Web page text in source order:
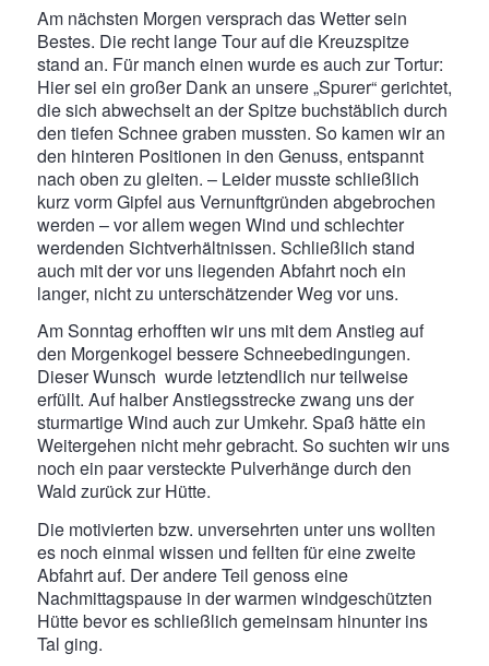
Am nächsten Morgen versprach das Wetter sein
Bestes. Die recht lange Tour auf die Kreuzspitze
stand an. Für manch einen wurde es auch zur Tortur:
Hier sei ein großer Dank an unsere „Spurer“ gerichtet,
die sich abwechselt an der Spitze buchstäblich durch
den tiefen Schnee graben mussten. So kamen wir an
den hinteren Positionen in den Genuss, entspannt
nach oben zu gleiten. – Leider musste schließlich
kurz vorm Gipfel aus Vernunftgründen abgebrochen
werden – vor allem wegen Wind und schlechter
werdenden Sichtverhältnissen. Schließlich stand
auch mit der vor uns liegenden Abfahrt noch ein
langer, nicht zu unterschätzender Weg vor uns.
Am Sonntag erhofften wir uns mit dem Anstieg auf
den Morgenkogel bessere Schneebedingungen.
Dieser Wunsch wurde letztendlich nur teilweise
erfüllt. Auf halber Anstiegsstrecke zwang uns der
sturmartige Wind auch zur Umkehr. Spaß hätte ein
Weitergehen nicht mehr gebracht. So suchten wir uns
noch ein paar versteckte Pulverhänge durch den
Wald zurück zur Hütte.
Die motivierten bzw. unversehrten unter uns wollten
es noch einmal wissen und fellten für eine zweite
Abfahrt auf. Der andere Teil genoss eine
Nachmittagspause in der warmen windgeschützten
Hütte bevor es schließlich gemeinsam hinunter ins
Tal ging.